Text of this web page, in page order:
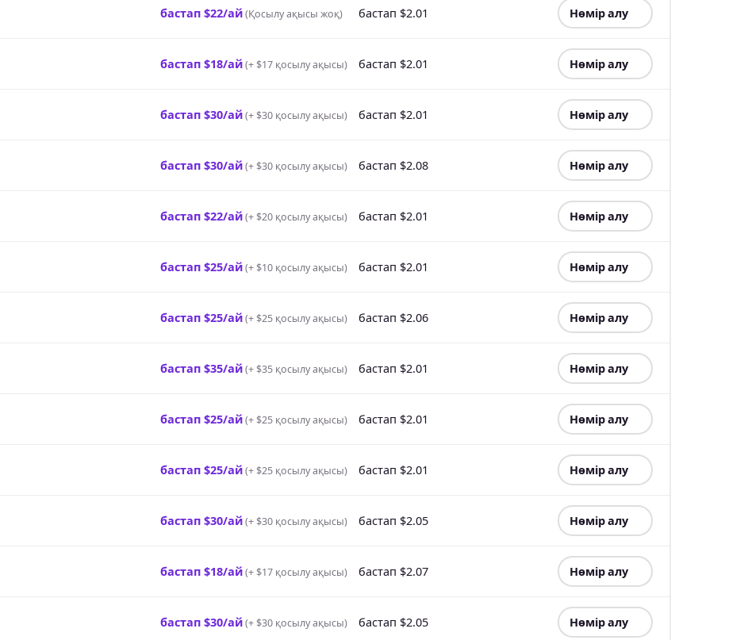
бастап $22/ай(Қосылу ақысы жоқ) бастап $2.01 Нөмір алу
бастап $18/ай(+ $17 қосылу ақысы) бастап $2.01 Нөмір алу
бастап $30/ай(+ $30 қосылу ақысы) бастап $2.01 Нөмір алу
бастап $30/ай(+ $30 қосылу ақысы) бастап $2.08 Нөмір алу
бастап $22/ай(+ $20 қосылу ақысы) бастап $2.01 Нөмір алу
бастап $25/ай(+ $10 қосылу ақысы) бастап $2.01 Нөмір алу
бастап $25/ай(+ $25 қосылу ақысы) бастап $2.06 Нөмір алу
бастап $35/ай(+ $35 қосылу ақысы) бастап $2.01 Нөмір алу
бастап $25/ай(+ $25 қосылу ақысы) бастап $2.01 Нөмір алу
бастап $25/ай(+ $25 қосылу ақысы) бастап $2.01 Нөмір алу
бастап $30/ай(+ $30 қосылу ақысы) бастап $2.05 Нөмір алу
бастап $18/ай(+ $17 қосылу ақысы) бастап $2.07 Нөмір алу
бастап $30/ай(+ $30 қосылу ақысы) бастап $2.05 Нөмір алу